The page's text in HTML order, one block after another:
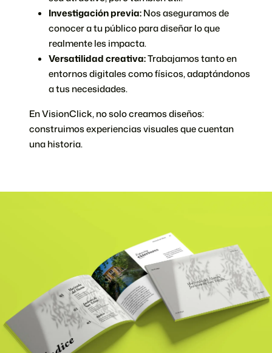
Investigación previa:Nos aseguramos de
conocer a tu público para diseñar lo que
realmente les impacta.
Versatilidad creativa:Trabajamos tanto en
entornos digitales como físicos, adaptándonos
a tus necesidades.
En VisionClick, no solo creamos diseños:
construimos experiencias visuales que cuentan
una historia.